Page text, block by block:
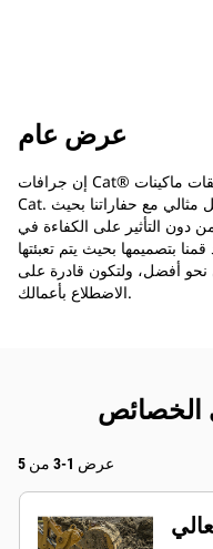
عرض عام
إن جرافات Cat®‎ أكثر من مجرد أداة إضافية، فهي من ملحقات ماكينات
Cat. تتوازن كل جرافة من الجرافات بشكل مثالي مع حفاراتنا بحيث
دون التأثير على الكفاءة في
بتصميمها بحيث يتم تعبئتها
أفضل، ولتكون قادرة على
الاضطلاع بأعمالك.
الخصائص
عرض 1-3 من 5